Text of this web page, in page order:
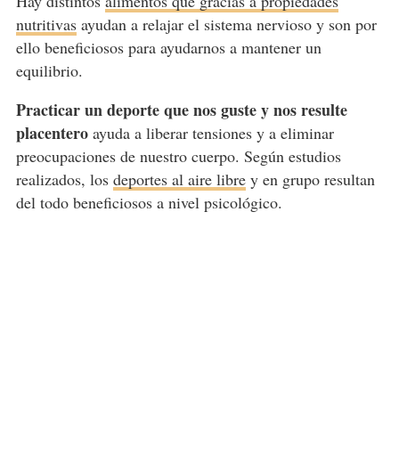
nutritivasayudan a relajar el sistema nervioso y son por
ello beneficiosos para ayudarnos a mantener un
equilibrio.
Practicar un deporte que nos guste y nos resulte
placenteroayuda a liberar tensiones y a eliminar
preocupaciones de nuestro cuerpo. Según estudios
realizados, los deportes al aire librey en grupo resultan
del todo beneficiosos a nivel psicológico.